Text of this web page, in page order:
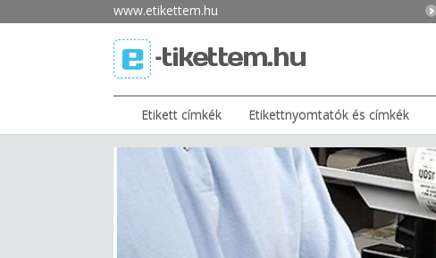
www.etikettem.hu
Etikett címkék Etikettnyomtatók és címkék